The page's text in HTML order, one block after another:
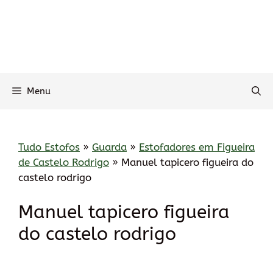
Menu
Tudo Estofos » Guarda » Estofadores em Figueira
de Castelo Rodrigo » Manuel tapicero figueira do
castelo rodrigo
Manuel tapicero figueira
do castelo rodrigo